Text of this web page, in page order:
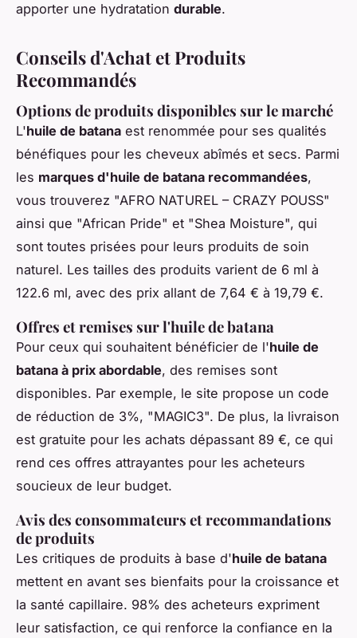
apporter une hydratation durable.
Conseils d'Achat et Produits
Recommandés
Options de produits disponibles sur le marché
L'huile de batana est renommée pour ses qualités
bénéfiques pour les cheveux abîmés et secs. Parmi
les marques d'huile de batana recommandées,
vous trouverez "AFRO NATUREL – CRAZY POUSS"
ainsi que "African Pride" et "Shea Moisture", qui
sont toutes prisées pour leurs produits de soin
naturel. Les tailles des produits varient de 6 ml à
122.6 ml, avec des prix allant de 7,64 € à 19,79 €.
Offres et remises sur l'huile de batana
Pour ceux qui souhaitent bénéficier de l'huile de
batana à prix abordable, des remises sont
disponibles. Par exemple, le site propose un code
de réduction de 3%, "MAGIC3". De plus, la livraison
est gratuite pour les achats dépassant 89 €, ce qui
rend ces offres attrayantes pour les acheteurs
soucieux de leur budget.
Avis des consommateurs et recommandations
de produits
Les critiques de produits à base d'huile de batana
mettent en avant ses bienfaits pour la croissance et
la santé capillaire. 98% des acheteurs expriment
leur satisfaction, ce qui renforce la confiance en la